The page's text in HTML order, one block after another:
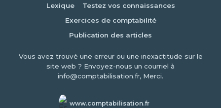
Lexique
Testez vos connaissances
Exercices de comptabilité
Publication des articles
Vous avez trouvé une erreur ou une inexactitude sur le
site web ? Envoyez-nous un courriel à
info@comptabilisation.fr, Merci.
www.comptabilisation.fr